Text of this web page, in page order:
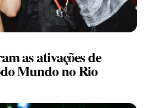
as ativações de
Mundo no Rio